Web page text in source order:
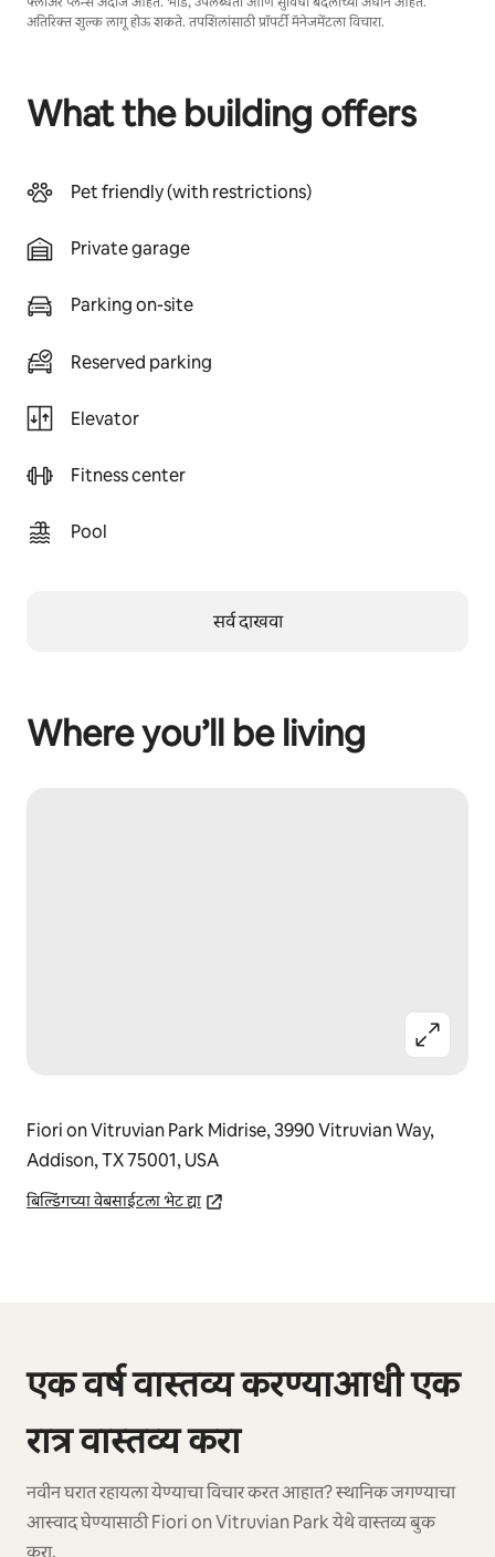
अतिरिक्त शुल्क लागू होऊ शकते. तपशिलांसाठी प्रॉपर्टी मॅनेजमेंटला विचारा.
What the building offers
Pet friendly (with restrictions)
Private garage
Parking on-site
Reserved parking
Elevator
Fitness center
Pool
सर्व दाखवा
Where you’ll be living
Fiori on Vitruvian Park Midrise, 3990 Vitruvian Way,
Addison, TX 75001, USA
बिल्डिंगच्या वेबसाईटला भेट द्या
एक वर्ष वास्तव्य करण्याआधी एक
रात्र वास्तव्य करा
नवीन घरात रहायला येण्याचा विचार करत आहात? स्थानिक जगण्याचा
आस्वाद घेण्यासाठी Fiori on Vitruvian Park येथे वास्तव्य बुक
0 पैकी 0 आयटम्स दाखवत आहेत